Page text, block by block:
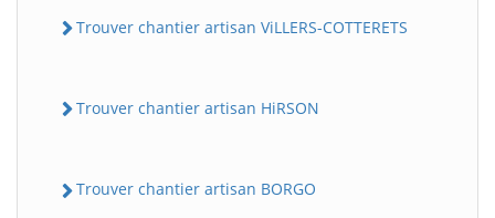
Trouver chantier artisan ViLLERS-COTTERETS
Trouver chantier artisan HiRSON
Trouver chantier artisan BORGO